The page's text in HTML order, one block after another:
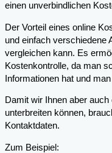
einen unverbindlichen
Der Vorteil eines online
und einfach verschiedene
vergleichen kann. Es
Kostenkontrolle, da man
Informationen hat und
Damit wir Ihnen aber
unterbreiten können,
Kontaktdaten.
Zum Beispiel: